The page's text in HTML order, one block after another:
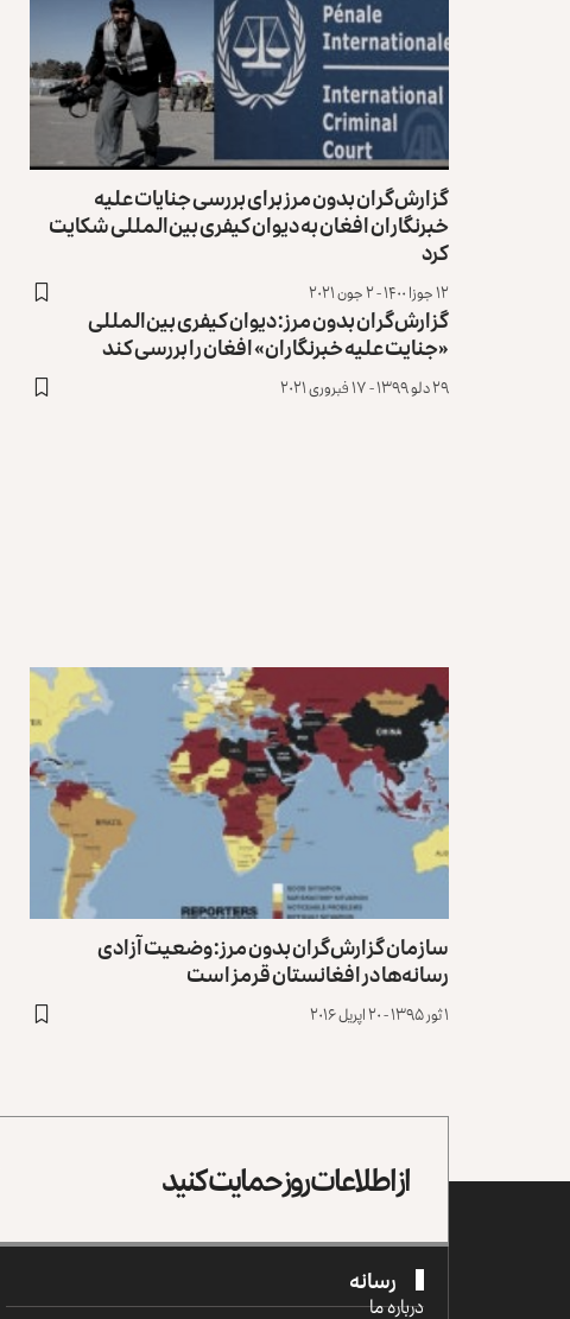
گزارش‌گران بدون مرز برای بررسی جنایات علیه
خبرنگاران افغان به دیوان کیفری بین‌المللی شکایت
کرد
۱۲ جوزا ۱۴۰۰ - ۲ جون ۲۰۲۱
گزارش‌گران بدون مرز: دیوان کیفری بین‌المللی
«جنایت علیه خبرنگاران» افغان را بررسی کند
۲۹ دلو ۱۳۹۹ - ۱۷ فبروری ۲۰۲۱
سازمان گزارش‌گران بدون مرز: وضعیت آزادی
رسانه‌ها در افغانستان قرمز است
۱ ثور ۱۳۹۵ - ۲۰ اپریل ۲۰۱۶
از اطلاعات روز حمایت کنید
رسانه
درباره ما